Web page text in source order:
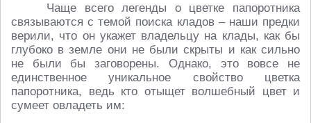
Чаще всего легенды о цветке папоротника
связываются с темой поиска кладов – наши предки
верили, что он укажет владельцу на клады, как бы
глубоко в земле они не были скрыты и как сильно
не были бы заговорены. Однако, это вовсе не
единственное уникальное свойство цветка
папоротника, ведь кто отыщет волшебный цвет и
сумеет овладеть им: